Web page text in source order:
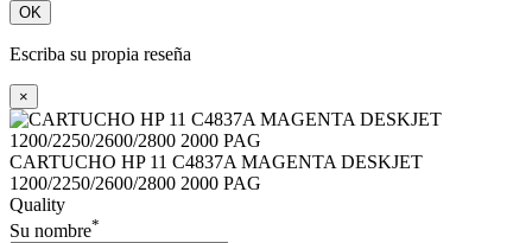
OK
Escriba su propia reseña
×
CARTUCHO HP 11 C4837A MAGENTA DESKJET
1200/2250/2600/2800 2000 PAG
Quality
Su nombre*